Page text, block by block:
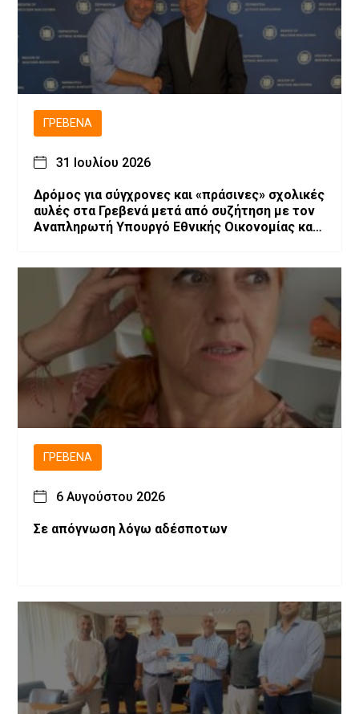
ΓΡΕΒΕΝΆ
31 Ιουλίου 2026
Δρόμος για σύγχρονες και «πράσινες» σχολικές
αυλές στα Γρεβενά μετά από συζήτηση με τον
Αναπληρωτή Υπουργό Εθνικής Οικονομίας και
ΓΡΕΒΕΝΆ
6 Αυγούστου 2026
Σε απόγνωση λόγω αδέσποτων